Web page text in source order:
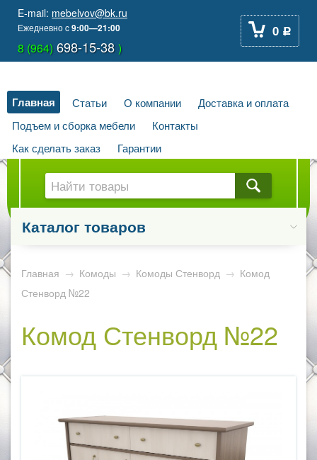
E-mail: mebelvov@bk.ru
Ежедневноc9:00—21:00
8 (964) 698-15-38)
0 Р
Главная Статьи О компании
Доставка и оплата
Подъем и сборка мебели
Контакты
Как сделать заказ
Гарантии
Каталог товаров
Главная → Комоды → Комоды Стенворд → Комод
Стенворд №22
Комод Стенворд №22